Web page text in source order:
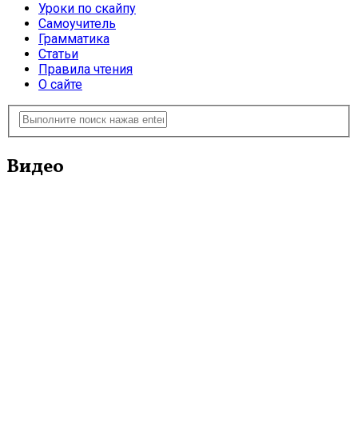
Уроки по скайпу
Самоучитель
Грамматика
Статьи
Правила чтения
О сайте
Видео